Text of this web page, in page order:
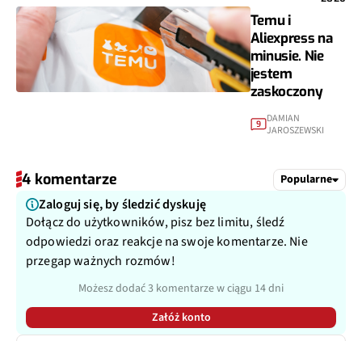
Temu i
Aliexpress na
minusie. Nie
jestem
zaskoczony
9 DAMIAN
JAROSZEWSKI
4 komentarze Popularne
Zaloguj się, by śledzić dyskuję
Dołącz do użytkowników, pisz bez limitu, śledź
odpowiedzi oraz reakcje na swoje komentarze. Nie
przegap ważnych rozmów!
Możesz dodać 3 komentarze w ciągu 14 dni
Załóż konto